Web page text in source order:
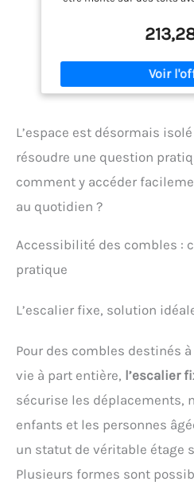
d'un battant en profilé
isolant de 16 mm
ouverte vers la droite ou
de sortie mesure 41 x 55
verrou de sécurité
profilées d'une hauteur
Paramètres techniques :
thermique pour le vitrage
la fenêtre Uw=4,3 W/m²K,
L’espace est désormais
résoudre une question
comment y accéder
au quotidien ?
Accessibilité des combles :
pratique
L’escalier fixe, solution
Pour des combles destinés
vie à part entière, l’escalier
sécurise les déplacements,
enfants et les personnes
un statut de véritable étage
Plusieurs formes sont